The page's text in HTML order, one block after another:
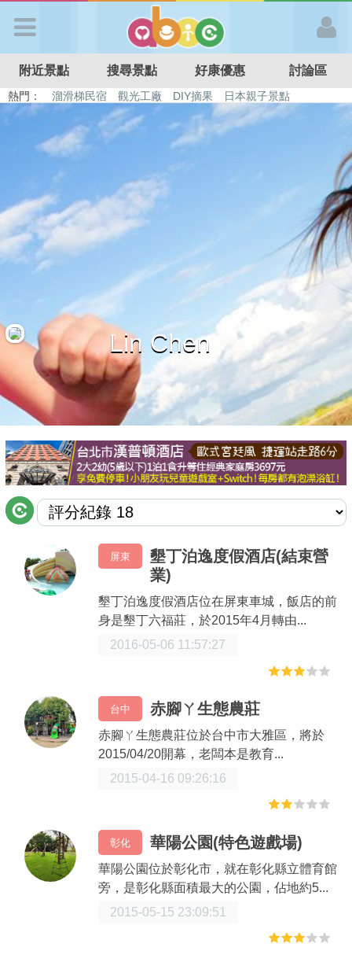
APP登入
首 頁
搜尋景點
好康優惠
最新留言
商家合作
推薦景點
討論區
聯絡我們
APP下載
附近景點 搜尋景點 好康優惠 討論區
熱門： 溜滑梯民宿 觀光工廠 DIY摘果
日本親子景點
特色遊戲場
親子住房優惠 台北親子餐廳 溫泉泡湯SPA
Lin Chen
屏東
墾丁泊逸度假酒店(結束營
業)
墾丁泊逸度假酒店位在屏東車城，飯店的前
身是墾丁六福莊，於2015年4月轉由...
2016-05-06 11:57:27
台中 赤腳ㄚ生態農莊
赤腳ㄚ生態農莊位於台中市大雅區，將於
2015/04/20開幕，老闆本是教育...
2015-04-16 09:26:16
彰化 華陽公園(特色遊戲場)
華陽公園位於彰化市，就在彰化縣立體育館
旁，是彰化縣面積最大的公園，佔地約5...
2015-05-15 23:09:51